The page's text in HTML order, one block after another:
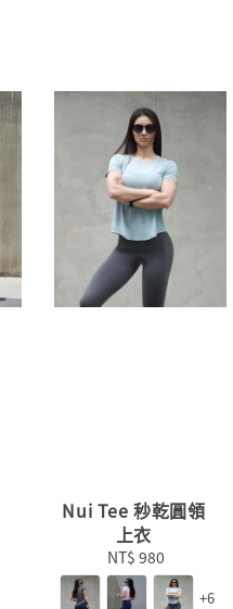
Nui Tee 秒乾圓領
上衣
Regular
price
NT$ 980
+6